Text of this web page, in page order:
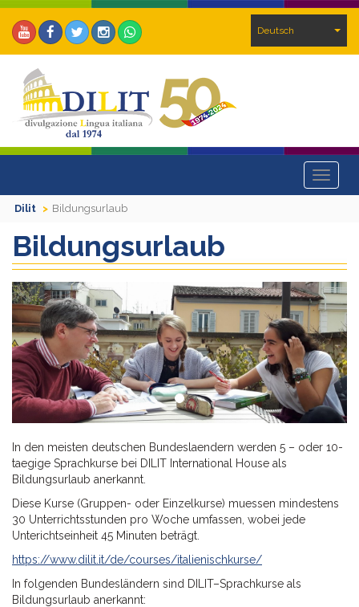
Deutsch
Toggle
Dilit
Bildungsurlaub
Bildungsurlaub
In den meisten deutschen Bundeslaendern werden 5 – oder 10-
taegige Sprachkurse bei DILIT International House als
Bildungsurlaub anerkannt.
Diese Kurse (Gruppen- oder Einzelkurse) muessen mindestens
30 Unterrichtsstunden pro Woche umfassen, wobei jede
Unterichtseinheit 45 Minuten beträgt.
https://www.dilit.it/de/courses/italienischkurse/
In folgenden Bundesländern sind DILIT–Sprachkurse als
Bildungsurlaub anerkannt: